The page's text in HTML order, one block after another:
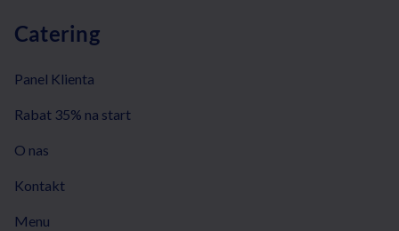
Catering
Panel Klienta
Rabat 35% na start
O nas
Kontakt
Menu